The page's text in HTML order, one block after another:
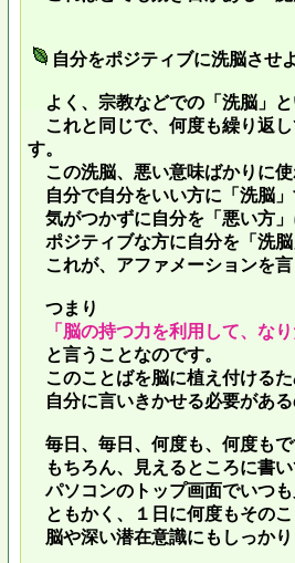
自分をポジティブに洗脳させ
よく、宗教などでの「洗脳」
これと同じで、何度も繰り返
す。
この洗脳、悪い意味ばかりに
自分で自分をいい方に「洗脳
気がつかずに自分を「悪い方
ポジティブな方に自分を「洗
これが、アファメーションを
つまり
「脳の持つ力を利用して、な
と言うことなのです。
このことばを脳に植え付ける
自分に言いきかせる必要があ
毎日、毎日、何度も、何度も
もちろん、見えるところに書
パソコンのトップ画面でいつ
ともかく、１日に何度もその
脳や深い潜在意識にもしっか